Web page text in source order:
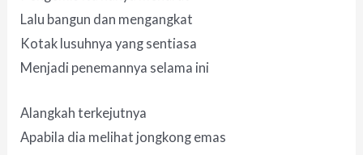
Lalu bangun dan mengangkat
Kotak lusuhnya yang sentiasa
Menjadi penemannya selama ini
Alangkah terkejutnya
Apabila dia melihat jongkong emas